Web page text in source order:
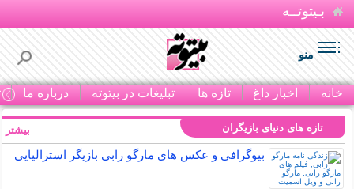
بـیتوتــه
منو
خانه اخبار داغ تازه ها تبلیغات در بیتوته درباره ما
تازه های دنیای بازیگران
بیوگرافی و عکس های مارگو رابی بازیگر استرالیایی
بیشتر